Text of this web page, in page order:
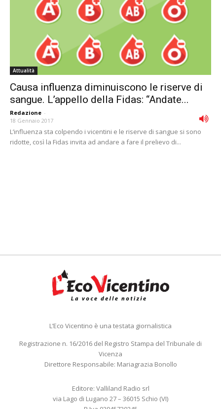
Attualità
Causa influenza diminuiscono le riserve di
sangue. L’appello della Fidas: “Andate...
Redazione -
18 Gennaio 2017
L’influenza sta colpendo i vicentini e le riserve di sangue si sono
ridotte, così la Fidas invita ad andare a fare il prelievo di...
L’Eco Vicentino è una testata giornalistica
Registrazione n. 16/2016 del Registro Stampa del Tribunale di
Vicenza
Direttore Responsabile: Mariagrazia Bonollo
Editore: Valliland Radio srl
via Lago di Lugano 27 – 36015 Schio (VI)